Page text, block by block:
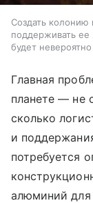
Создать
поддерживать ее
будет
Главная
планете — не
сколько
и
потребуется
алюминий для